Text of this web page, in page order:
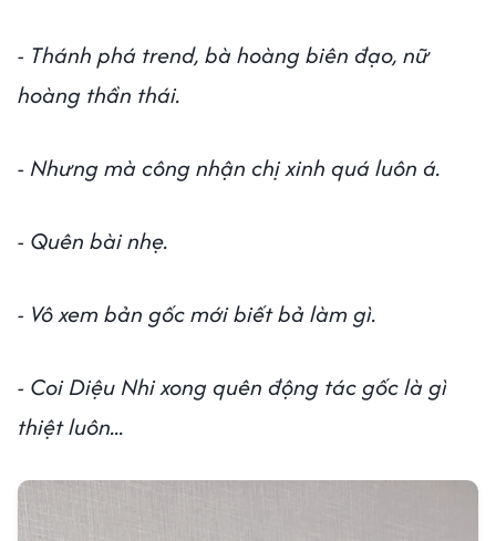
- Thánh phá trend, bà hoàng biên đạo, nữ
hoàng thần thái.
- Nhưng mà công nhận chị xinh quá luôn á.
- Quên bài nhẹ.
- Vô xem bản gốc mới biết bả làm gì.
- Coi Diệu Nhi xong quên động tác gốc là gì
thiệt luôn...